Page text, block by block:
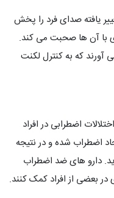
یافته صدای فرد را پخش
با آن ها صحبت می کند.
که به کنترل لکنت
اضطرابی در افراد
اضطراب شده و در نتیجه
دارو های ضد اضطراب
در بعضی از افراد کمک کنند.